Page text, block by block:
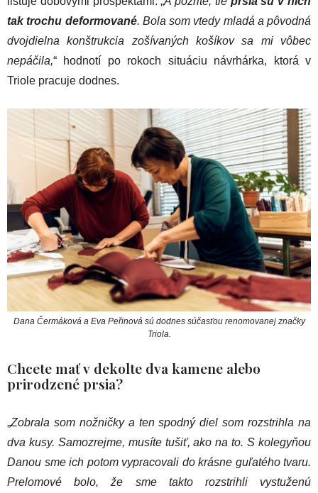
tak trochu deformované. Bola som vtedy mladá a pôvodná
dvojdielna konštrukcia zošívaných košíkov sa mi vôbec
nepáčila,“ hodnotí po rokoch situáciu návrhárka, ktorá v
Triole pracuje dodnes.
Dana Čermáková a Eva Peřinová sú dodnes súčasťou renomovanej značky
Triola.
Chcete mať v dekolte dva kamene alebo
prirodzené prsia?
„Zobrala som nožničky a ten spodný diel som rozstrihla na
dva kusy. Samozrejme, musíte tušiť, ako na to. S kolegyňou
Danou sme ich potom vypracovali do krásne guľatého tvaru.
Prelomové bolo, že sme takto rozstrihli vystuženú